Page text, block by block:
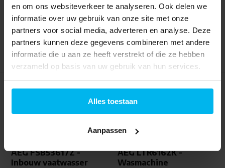
en om ons websiteverkeer te analyseren. Ook delen we
informatie over uw gebruik van onze site met onze
partners voor social media, adverteren en analyse. Deze
partners kunnen deze gegevens combineren met andere
informatie die u aan ze heeft verstrekt of die ze hebben
verzameld op basis van uw gebruik van hun services.
Alles toestaan
Aanpassen
1.149,- 23,99
AEG FSB53617Z -
Inbouw vaatwasser
AEG LTR6162K -
Wasmachine